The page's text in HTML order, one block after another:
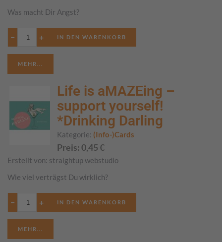
Was macht Dir Angst?
− +
MEHR...
Life is aMAZEing –
support yourself!
*Drinking Darling
Kategorie: (Info-)Cards
Preis: 0,45€
Erstellt von: straightup webstudio
Wie viel verträgst Du wirklich?
− +
MEHR...